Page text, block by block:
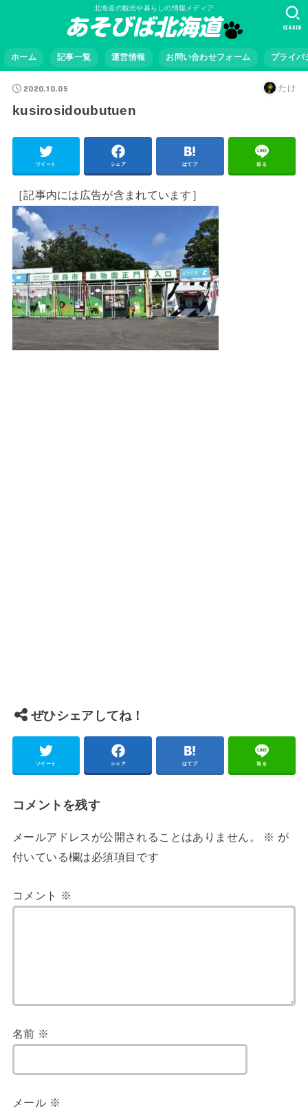
北海道の観光や暮らしの情報メディア
ホーム 記事一覧 運営情報 お問い合わせフォーム プライバ
SEARCH
2020.10.05 たけ
kusirosidoubutuen
ツイート シェア はてブ 送る
［記事内には広告が含まれています］
ぜひシェアしてね！
ツイート シェア はてブ 送る
コメントを残す
メールアドレスが公開されることはありません。 ※ が
付いている欄は必須項目です
コメント ※
名前 ※
メール ※